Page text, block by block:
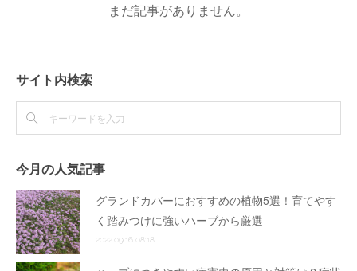
まだ記事がありません。
サイト内検索
今月の人気記事
グランドカバーにおすすめの植物5選！育てやす
く踏みつけに強いハーブから厳選
2022.09.16 08:18